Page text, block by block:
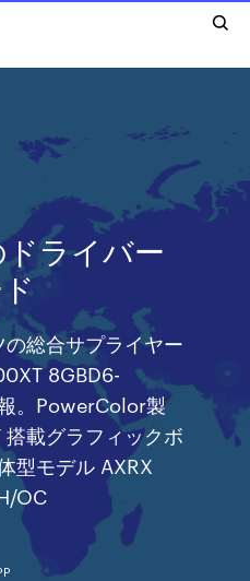
ライバー
総合サプライヤー
8GBD6-
。PowerColor製
載グラフィックボ
型モデル AXRX
OC